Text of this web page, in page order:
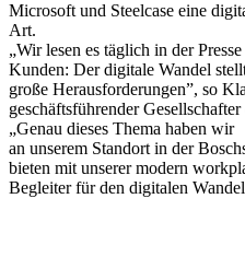
Microsoft und Steelcase eine
Art.
„Wir lesen es täglich in der
Kunden: Der digitale Wandel
große Herausforderungen”, so
geschäftsführender
„Genau dieses Thema haben wir
an unserem Standort in der
bieten mit unserer modern
Begleiter für den digitalen